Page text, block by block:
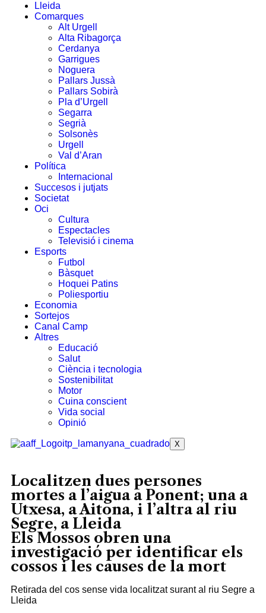
Lleida
Comarques
Alt Urgell
Alta Ribagorça
Cerdanya
Garrigues
Noguera
Pallars Jussà
Pallars Sobirà
Pla d’Urgell
Segarra
Segrià
Solsonès
Urgell
Val d’Aran
Política
Internacional
Succesos i jutjats
Societat
Oci
Cultura
Espectacles
Televisió i cinema
Esports
Futbol
Bàsquet
Hoquei Patins
Poliesportiu
Economia
Sortejos
Canal Camp
Altres
Educació
Salut
Ciència i tecnologia
Sostenibilitat
Motor
Cuina conscient
Vida social
Opinió
X
Localitzen dues persones
mortes a l’aigua a Ponent; una a
Utxesa, a Aitona, i l’altra al riu
Segre, a Lleida
Els Mossos obren una
investigació per identificar els
cossos i les causes de la mort
Retirada del cos sense vida localitzat surant al riu Segre a
Lleida